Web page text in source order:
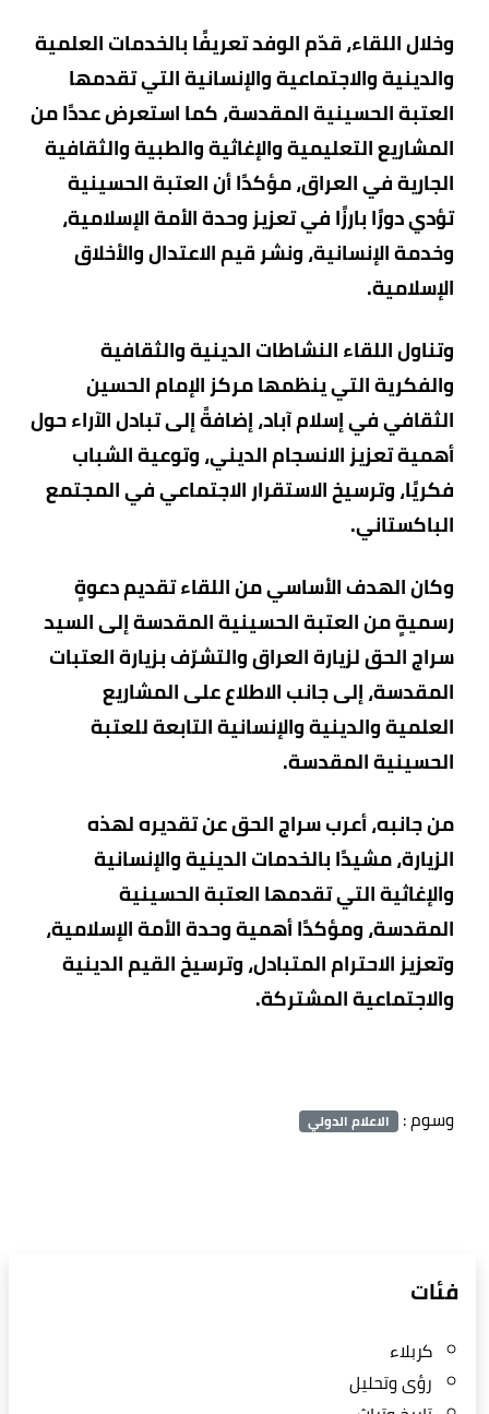
وخلال اللقاء، قدّم الوفد تعريفًا بالخدمات العلمية
والدينية والاجتماعية والإنسانية التي تقدمها
العتبة الحسينية المقدسة، كما استعرض عددًا من
المشاريع التعليمية والإغاثية والطبية والثقافية
الجارية في العراق، مؤكدًا أن العتبة الحسينية
تؤدي دورًا بارزًا في تعزيز وحدة الأمة الإسلامية،
وخدمة الإنسانية، ونشر قيم الاعتدال والأخلاق
الإسلامية.
وتناول اللقاء النشاطات الدينية والثقافية
والفكرية التي ينظمها مركز الإمام الحسين
الثقافي في إسلام آباد، إضافةً إلى تبادل الآراء حول
أهمية تعزيز الانسجام الديني، وتوعية الشباب
فكريًا، وترسيخ الاستقرار الاجتماعي في المجتمع
الباكستاني.
وكان الهدف الأساسي من اللقاء تقديم دعوةٍ
رسميةٍ من العتبة الحسينية المقدسة إلى السيد
سراج الحق لزيارة العراق والتشرّف بزيارة العتبات
المقدسة، إلى جانب الاطلاع على المشاريع
العلمية والدينية والإنسانية التابعة للعتبة
الحسينية المقدسة.
من جانبه، أعرب سراج الحق عن تقديره لهذه
الزيارة، مشيدًا بالخدمات الدينية والإنسانية
والإغاثية التي تقدمها العتبة الحسينية
المقدسة، ومؤكدًا أهمية وحدة الأمة الإسلامية،
وتعزيز الاحترام المتبادل، وترسيخ القيم الدينية
والاجتماعية المشتركة.
وسوم : الاعلام الدولي
فئات
كربلاء
رؤى وتحليل